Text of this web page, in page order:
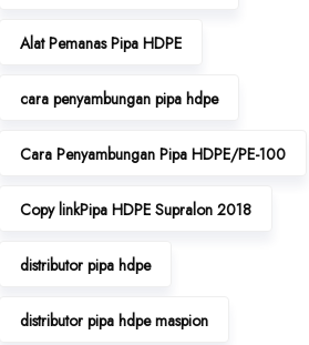
Alat Pemanas Pipa HDPE
cara penyambungan pipa hdpe
Cara Penyambungan Pipa HDPE/PE-100
Copy linkPipa HDPE Supralon 2018
distributor pipa hdpe
distributor pipa hdpe maspion